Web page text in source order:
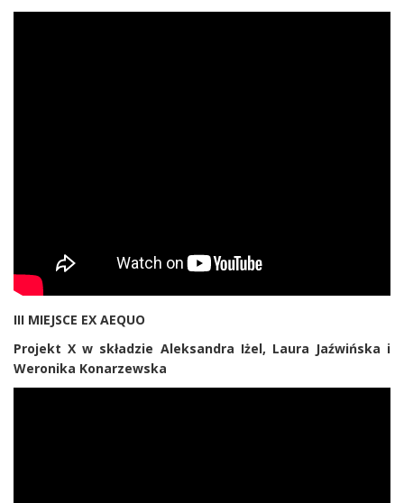
III MIEJSCE EX AEQUO
Projekt X w składzie Aleksandra Iżel, Laura Jaźwińska i
Weronika Konarzewska